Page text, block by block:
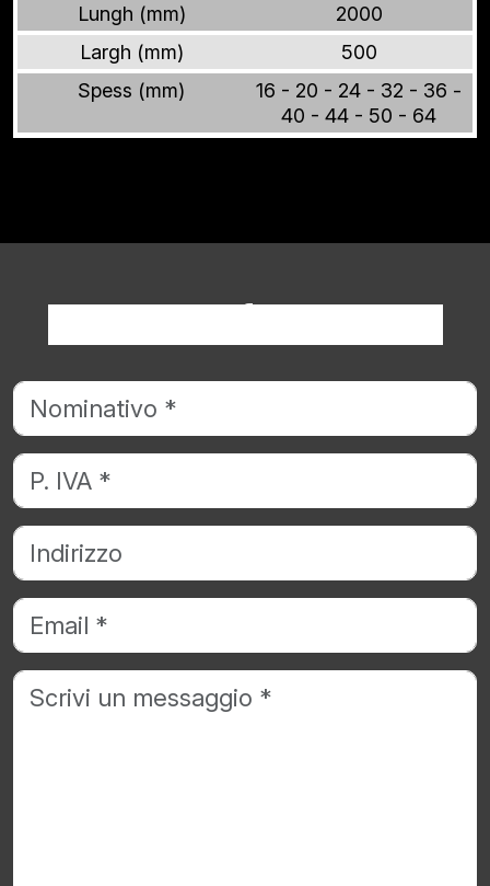
Lungh (mm)
2000
Largh (mm)
500
Spess (mm)
16 - 20 - 24 - 32 - 36 -
40 - 44 - 50 - 64
Richiedi informazioni